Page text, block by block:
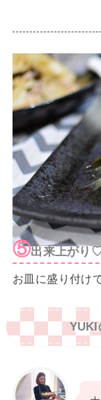
⑤出来上がり
お皿に盛り付け
YUKI